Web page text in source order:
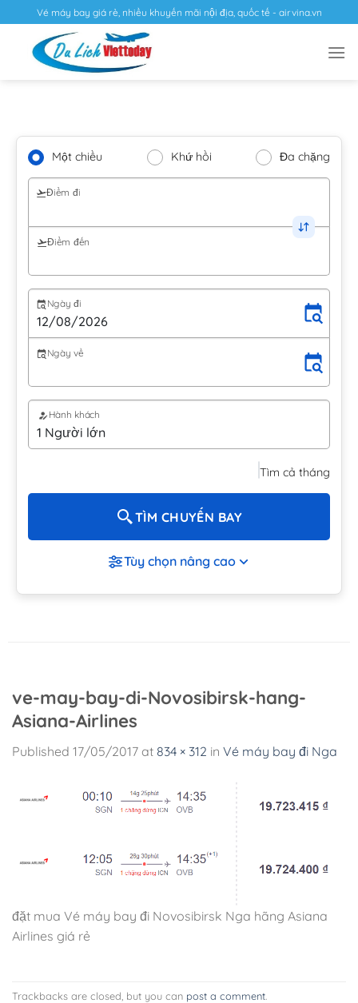
Vé máy bay giá rẻ, nhiều khuyến mãi nội địa, quốc tế - airvina.vn
Một chiều Khứ hồi Đa chặng
Điểm đi
Điểm đến
Ngày đi
Ngày về
Hành khách
Tìm cả tháng
TÌM CHUYẾN BAY
Tùy chọn nâng cao
ve-may-bay-di-Novosibirsk-hang-
Asiana-Airlines
Published 17/05/2017 at 834 × 312 in Vé máy bay đi Nga
đặt mua Vé máy bay đi Novosibirsk Nga hãng Asiana
Airlines giá rẻ
Trackbacks are closed, but you can post a comment